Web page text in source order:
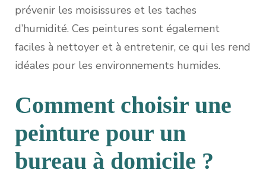
prévenir les moisissures et les taches
d’humidité. Ces peintures sont également
faciles à nettoyer et à entretenir, ce qui les rend
idéales pour les environnements humides.
Comment choisir une
peinture pour un
bureau à domicile ?